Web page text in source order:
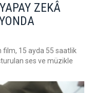
ZEKÂ
film, 15 ayda 55 saatlik
ses ve müzikle